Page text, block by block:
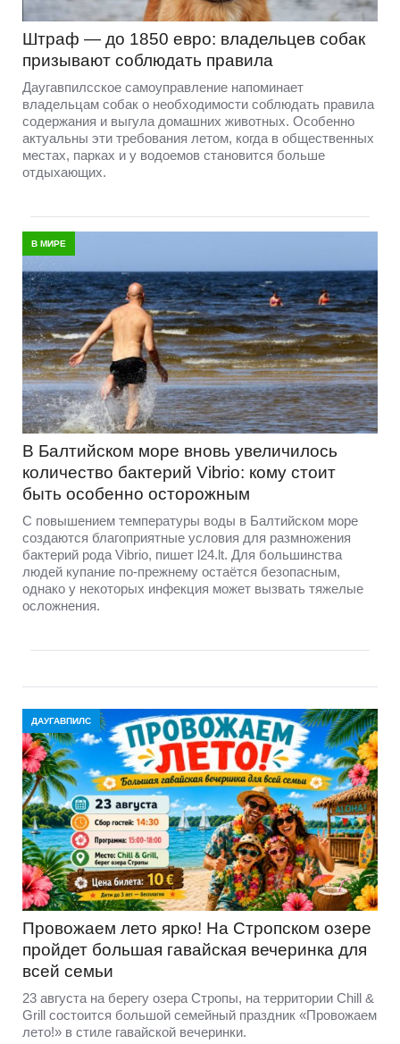
Штраф — до 1850 евро: владельцев собак
призывают соблюдать правила
Даугавпилсское самоуправление напоминает
владельцам собак о необходимости соблюдать правила
содержания и выгула домашних животных. Особенно
актуальны эти требования летом, когда в общественных
местах, парках и у водоемов становится больше
отдыхающих.
В МИРЕ
В Балтийском море вновь увеличилось
количество бактерий Vibrio: кому стоит
быть особенно осторожным
С повышением температуры воды в Балтийском море
создаются благоприятные условия для размножения
бактерий рода Vibrio, пишет l24.lt. Для большинства
людей купание по-прежнему остаётся безопасным,
однако у некоторых инфекция может вызвать тяжелые
осложнения.
ДАУГАВПИЛС
Провожаем лето ярко! На Стропском озере
пройдет большая гавайская вечеринка для
всей семьи
23 августа на берегу озера Стропы, на территории Chill &
Grill состоится большой семейный праздник «Провожаем
лето!» в стиле гавайской вечеринки.